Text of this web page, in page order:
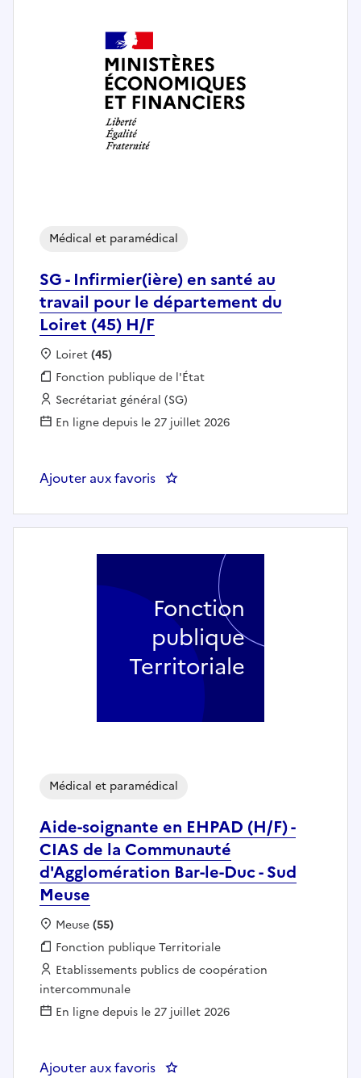
SG - Infirmier(ière) en santé au
travail pour le département du
Loiret (45) H/F
Médical et paramédical
Localisation :
Loiret(45)
Fonction publique :
Fonction publique de l'État
Employeur :
Secrétariat général (SG)
En ligne depuis le 27 juillet 2026
Ajouter aux favoris : SG - Infirmier(ière) en santé
Aide-soignante en EHPAD (H/F) -
CIAS de la Communauté
d'Agglomération Bar-le-Duc - Sud
Meuse
Médical et paramédical
Localisation :
Meuse(55)
Fonction publique :
Fonction publique Territoriale
Employeur :
Etablissements publics de coopération
intercommunale
En ligne depuis le 27 juillet 2026
Ajouter aux favoris : Aide-soignante en EHPAD (H/
Fonction
publique
Territoriale